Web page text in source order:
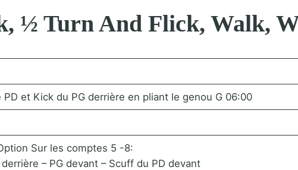
½ Turn And Flick, Walk,
et Kick du PG derrière en pliant le genou G 06:00
Sur les comptes 5 -8:
– PG devant – Scuff du PD devant